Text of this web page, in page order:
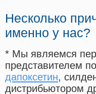
Несколько
именно у нас?
* Мы являемся
представителем
дапоксетин,
дистрибьютором